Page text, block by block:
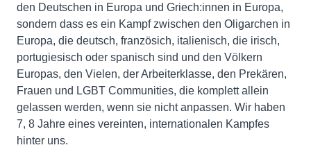
den Deutschen in Europa und Griech:innen in Europa,
sondern dass es ein Kampf zwischen den Oligarchen in
Europa, die deutsch, französich, italienisch, die irisch,
portugiesisch oder spanisch sind und den Völkern
Europas, den Vielen, der Arbeiterklasse, den Prekären,
Frauen und LGBT Communities, die komplett allein
gelassen werden, wenn sie nicht anpassen. Wir haben
7, 8 Jahre eines vereinten, internationalen Kampfes
hinter uns.